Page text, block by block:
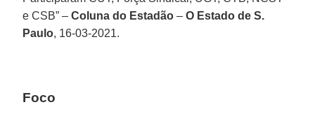
e CSB” –Coluna do Estadão –O Estado de S.
Paulo, 16-03-2021.
Foco